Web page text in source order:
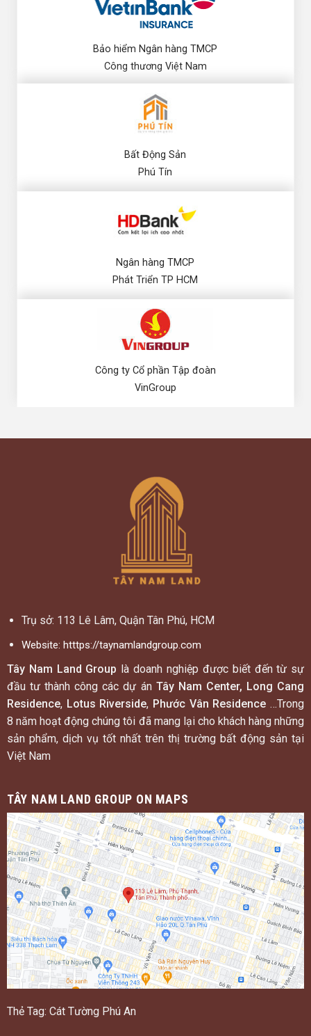
Bảo hiểm Ngân hàng TMCP
Công thương Việt Nam
Bất Động Sản
Phú Tín
Ngân hàng TMCP
Phát Triển TP HCM
Công ty Cổ phần Tập đoàn
VinGroup
Trụ sở: 113 Lê Lâm, Quận Tân Phú, HCM
Website: htttps://taynamlandgroup.com
Tây Nam Land Group là doanh nghiệp được biết đến từ sự
đầu tư thành công các dự án Tây Nam Center, Long Cang
Residence, Lotus Riverside, Phước Vân Residence …Trong
8 năm hoạt động chúng tôi đã mang lại cho khách hàng những
sản phẩm, dịch vụ tốt nhất trên thị trường bất động sản tại
Việt Nam
TÂY NAM LAND GROUP ON MAPS
Thẻ Tag: Cát Tường Phú An